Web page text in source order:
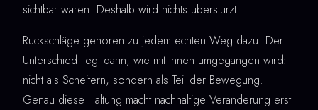
sichtbar waren. Deshalb wird nichts überstürzt.
Rückschläge gehören zu jedem echten Weg dazu. Der
Unterschied liegt darin, wie mit ihnen umgegangen wird:
nicht als Scheitern, sondern als Teil der Bewegung.
Genau diese Haltung macht nachhaltige Veränderung erst